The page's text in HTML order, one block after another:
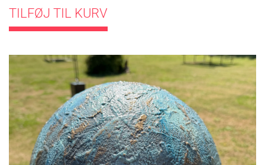
TILFØJ TIL KURV